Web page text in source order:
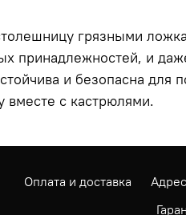
грязными
принадлежностей, и
и безопасна
вместе с кастрюлями.
Оплата и доставка